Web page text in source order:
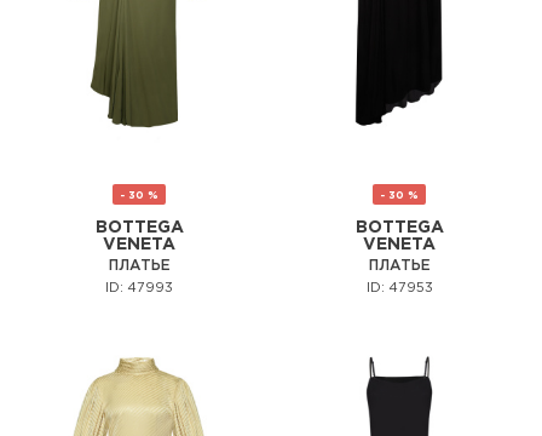
- 30 %
BOTTEGA
VENETA
ПЛАТЬЕ
ID: 47993
- 30 %
BOTTEGA
VENETA
ПЛАТЬЕ
ID: 47953